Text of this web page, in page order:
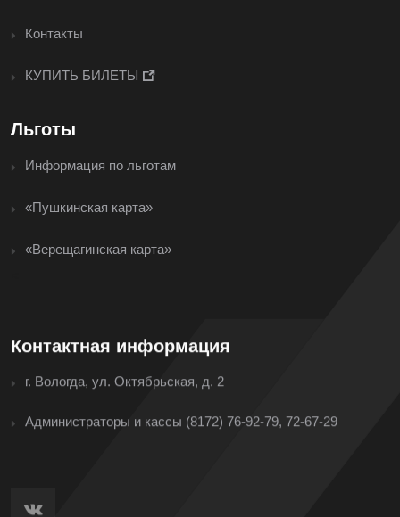
Контакты
КУПИТЬ БИЛЕТЫ
Льготы
Информация по льготам
«Пушкинская карта»
«Верещагинская карта»
Контактная информация
г. Вологда, ул. Октябрьская, д. 2
Администраторы и кассы (8172) 76-92-79, 72-67-29